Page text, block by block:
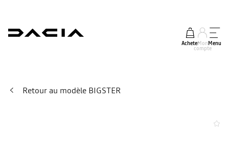
AcheterMon
compte
Menu
Retour au modèle BIGSTER